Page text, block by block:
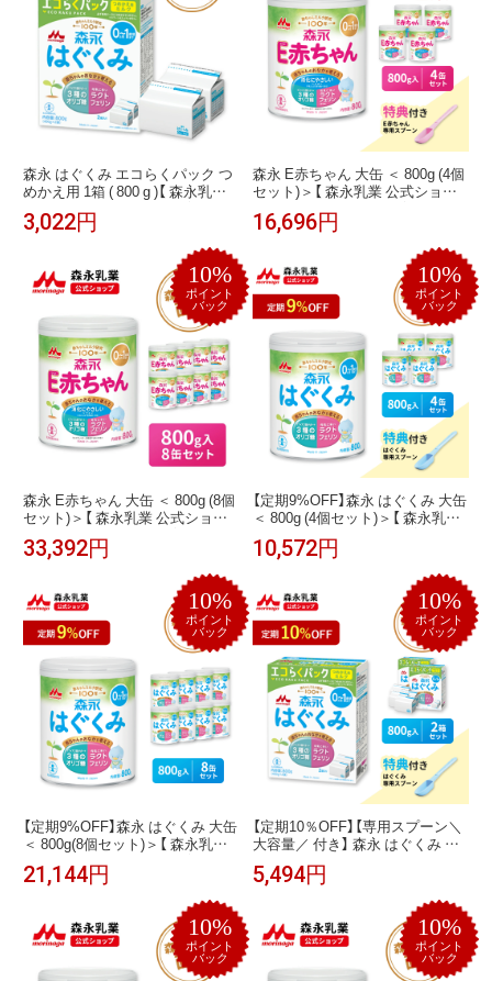
森永 はぐくみ エコらくパック つ
めかえ用 1箱 ( 800 g )【 森永乳業
公式ショップ】| 粉ミルク 育児用
粉乳 ミルク 0ヵ月〜1歳頃まで ラ
クトフェリン オリゴ糖 ルテイン
詰め替え 新生児 乳児用 粉乳 母乳
に近い 成分 フォローアップミル
ク つめかえ セット
3,022円
森永 E赤ちゃん 大缶 ＜ 800g (4個
セット)＞【 森永乳業 公式ショッ
プ】 粉ミルク 赤ちゃん 育児用粉
乳 ミルク 0ヵ月〜1歳頃迄 ラクト
フェリン オリゴ糖 ルテイン 缶 ま
とめ買い 乳児用 新生児 母乳に近
い 成分 調製 粉乳 フォローアップ
ミルク つめかえ 詰め替え セット
16,696円
10%
ポイント
バック
森永 E赤ちゃん 大缶 ＜ 800g (8個
セット)＞【 森永乳業 公式ショッ
プ】 粉ミルク 赤ちゃん 育児用粉
乳 ミルク 0ヵ月〜1歳頃迄 ラクト
フェリン オリゴ糖 ルテイン 缶 ま
とめ買い 乳児用 新生児 母乳に近
い 成分 調製 粉乳 フォローアップ
ミルク つめかえ 詰め替え セット
33,392円
10%
ポイント
バック
【定期9%OFF】森永 はぐくみ 大缶
＜ 800g (4個セット)＞【 森永乳業
公式ショップ】 粉ミルク 育児用粉
乳 ミルク 0ヵ月〜1歳頃まで ラク
トフェリン オリゴ糖 ルテイン リ
フィル 缶 まとめ買い 新生児 乳児
用 母乳に近い 成分 粉乳 フォロー
アップミルク dha ara ペプチド
10,572円
10%
ポイント
バック
【定期9%OFF】森永 はぐくみ 大缶
＜ 800g(8個セット)＞【 森永乳業
公式ショップ】| 粉ミルク 育児用
粉乳 ミルク 0ヵ月〜1歳頃まで ラ
クトフェリン オリゴ糖 ルテイン
リフィル 缶 まとめ買い 新生児 母
乳に近い 成分 乳児用 粉乳 フォロ
ーアップミルク dha ara ペプチド
21,144円
10%
ポイント
バック
【定期10％OFF】【専用スプーン＼
大容量／ 付き】 森永 はぐくみ エ
コらくパック つめかえ用 2箱 (
1600 g )【 公式】| 粉ミルク 育児用
粉乳 ミルク ラクトフェリン オリ
ゴ糖 詰め替え リフィル 乳児用 調
製 粉乳 フォローアップミルク つ
めかえ セット dha ara ペプチド
5,494円
10%
ポイント
バック
10%
ポイント
バック